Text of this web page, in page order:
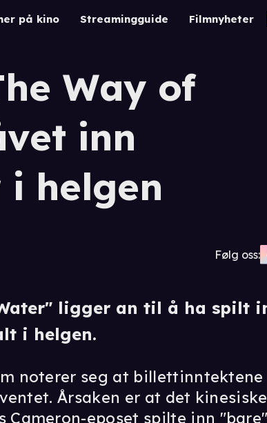
på kino Streamingguide Filmnyheter
Way of
inn
helgen
Følg oss:
ligger an til å ha spilt
i helgen.
noterer seg at billettinntektene
Årsaken er at det kinesiske
Cameron-eposet spilte inn